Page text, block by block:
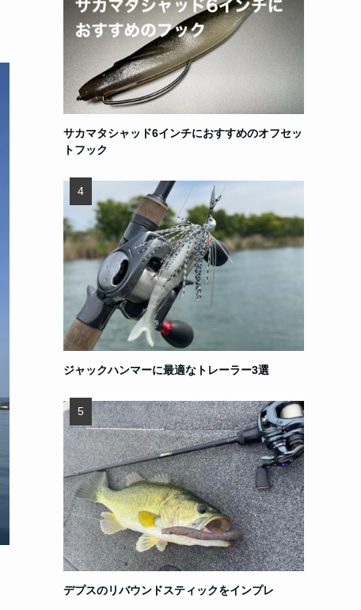
サカマタシャッド6インチにおすすめのオフセッ
トフック
ジャックハンマーに最適なトレーラー3選
デプスのリバウンドスティックをインプレ